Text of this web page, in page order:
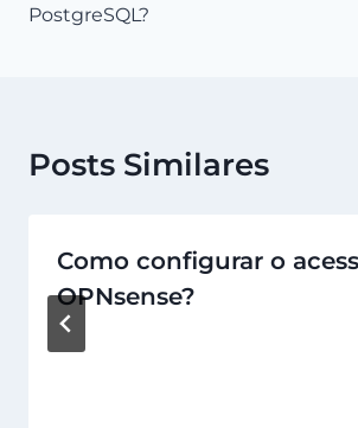
PostgreSQL?
Posts Similares
Como configurar o
OPNsense?